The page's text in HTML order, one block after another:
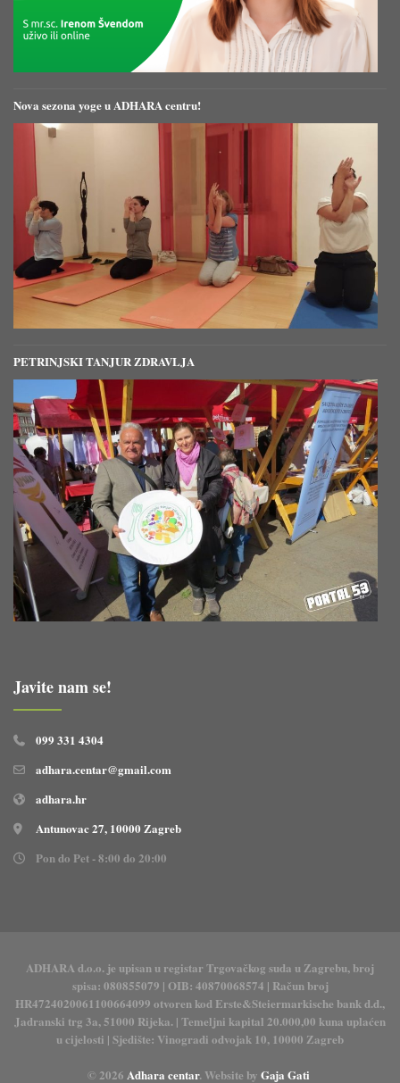
Nova sezona yoge u ADHARA centru!
PETRINJSKI TANJUR ZDRAVLJA
Javite nam se!
099 331 4304
adhara.centar@gmail.com
adhara.hr
Antunovac 27, 10000 Zagreb
Pon do Pet - 8:00 do 20:00
ADHARA d.o.o. je upisan u registar Trgovačkog suda u Zagrebu, broj
spisa: 080855079 | OIB: 40870068574 | Račun broj
HR4724020061100664099 otvoren kod Erste&Steiermarkische bank d.d.,
Jadranski trg 3a, 51000 Rijeka. | Temeljni kapital 20.000,00 kuna uplaćen
u cijelosti | Sjedište: Vinogradi odvojak 10, 10000 Zagreb
© 2026 Adhara centar. Website by Gaja Gati